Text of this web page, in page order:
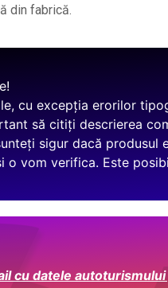
din fabrică.
cu excepția erorilor
să citiți descrierea
sigur dacă
vom verifica. Este
cu datele autoturismului